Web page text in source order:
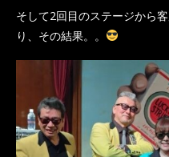
そして2回目のステージから
り、その結果。。